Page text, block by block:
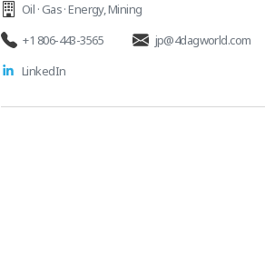
Oil · Gas · Energy,Mining
+1 806-443-3565
jp@4dagworld.com
LinkedIn